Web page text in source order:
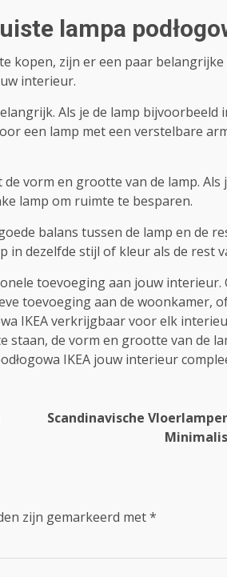
lampa
kopen, zijn er een paar
interieur.
Als je de lamp bijvoorbeeld
een lamp met een verstelbare
vorm en grootte van de lamp.
lamp om ruimte te besparen.
balans tussen de lamp en de
in dezelfde stijl of kleur als de rest
toevoeging aan jouw
toevoeging aan de woonkamer,
IKEA verkrijgbaar voor elk
staan, de vorm en grootte van de
IKEA jouw interieur
Scandinavische
zijn gemarkeerd met*